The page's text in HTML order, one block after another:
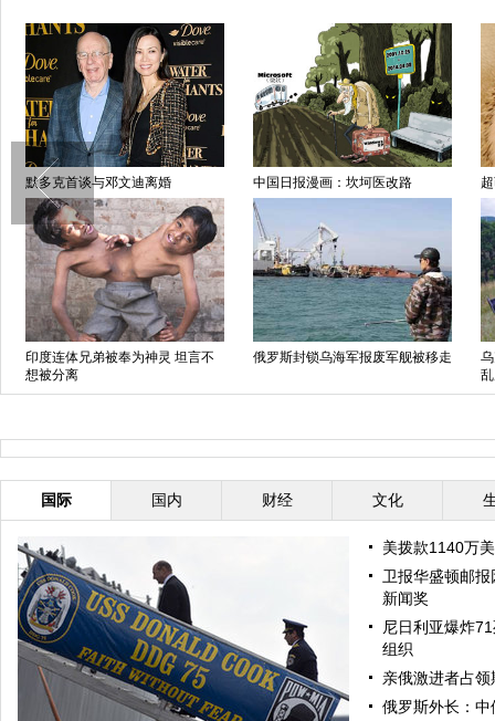
默多克首谈与邓文迪离婚 中国日报漫画：坎坷医改路
印度连体兄弟被奉为神灵 坦言不
想被分离
俄罗斯封锁乌海军报废军舰被移走
国际 国内 财经 文化
美拨款1140万
卫报华盛顿邮
新闻奖
尼日利亚爆炸
组织
亲俄激进者占
俄罗斯外长：